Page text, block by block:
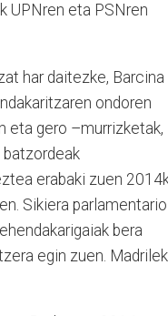
UPNren eta PSNren
har daitezke, Barcina
ondoren
eta gero –murrizketak,
batzordeak
erabaki zuen
Sikiera parlamentario
bera
egin zuen.